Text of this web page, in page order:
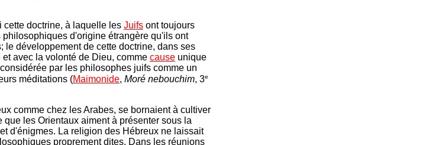
cette doctrine, à laquelle les Juifs ont toujours
d'origine étrangère qu'ils ont
le développement de cette doctrine, dans ses
avec la volonté de Dieu, comme cause unique
par les philosophes juifs comme un
méditations (Maimonide, Moré nebouchim, 3e
comme chez les Arabes, se bornaient à cultiver
que les Orientaux aiment à présenter sous la
d'énigmes. La religion des Hébreux ne laissait
proprement dites. Dans les réunions